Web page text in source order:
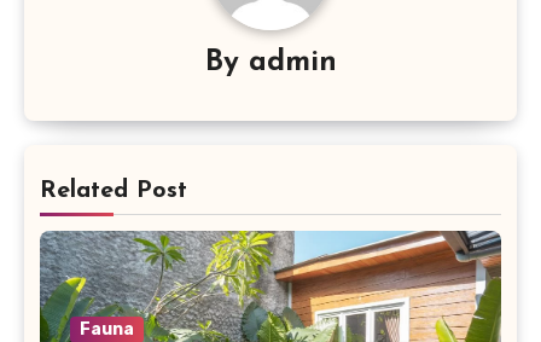
By admin
Related Post
Fauna